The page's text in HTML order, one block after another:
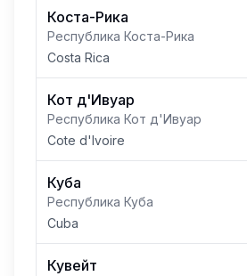
Коста-Рика
Республика Коста-Рика
Costa Rica
Кот д'Ивуар
Республика Кот д'Ивуар
Cote d'Ivoire
Куба
Республика Куба
Cuba
Кувейт